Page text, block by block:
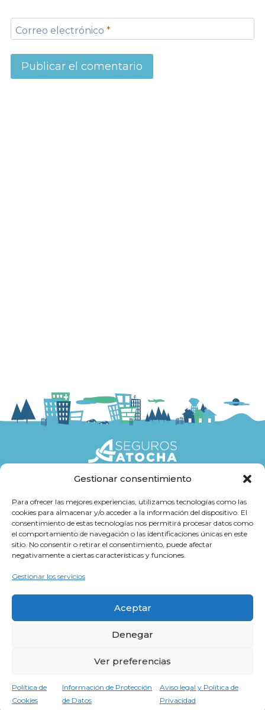
Gestionar consentimiento
Para ofrecer las mejores experiencias, utilizamos tecnologías como las
cookies para almacenar y/o acceder a la información del dispositivo. El
consentimiento de estas tecnologías nos permitirá procesar datos como
el comportamiento de navegación o las identificaciones únicas en este
sitio. No consentir o retirar el consentimiento, puede afectar
negativamente a ciertas características y funciones.
Gestionar los servicios
Aceptar
Denegar
Ver preferencias
Política de
Cookies
Información de Protección
de Datos
Aviso legal y Política de
Privacidad
Correo electrónico *
Atención al cliente
Trabaja con Nosotros
Aviso legal y Política de Privacidad
Hola, ¿cómo puedo ayudarte?